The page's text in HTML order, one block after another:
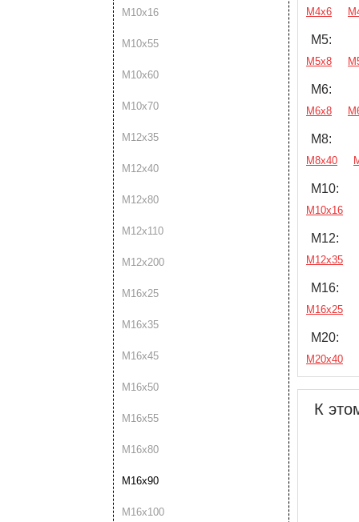
М10х16
М10х55
М10х60
М10х70
М12х35
М12х40
М12х80
М12х110
М12х200
М16х25
М16х35
М16х45
М16х50
М16х55
М16х80
М16х90
М16х100
М4х6
М5:
М5х8
М6:
М6х8
М8:
М8х40
М10:
М10х16
М12:
М12х35
М16:
М16х25
М20:
М20х40
К